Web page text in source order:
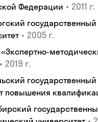
Федерации • 2011 г.
государственный
• 2005 г.
• 2019 г.
повышения